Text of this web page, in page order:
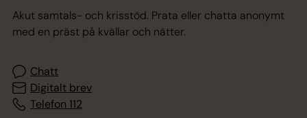
Akut samtals- och krisstöd. Prata eller chatta anonymt
med en präst på kvällar och nätter.
Chatt
Digitalt brev
Telefon 112